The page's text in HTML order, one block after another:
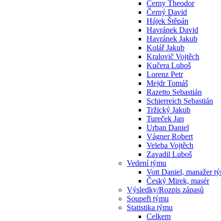
Cerny Theodor
Černý David
Hájek Štěpán
Havránek David
Havránek Jakub
Kolář Jakub
Kralovič Vojtěch
Kučera Luboš
Lorenz Petr
Mejdr Tomáš
Razetto Sebastián
Schierreich Sebastián
Tržický Jakub
Tureček Jan
Urban Daniel
Vágner Robert
Veleba Vojtěch
Zavadil Luboš
Vedení týmu
Vott Daniel, manažer
Český Mirek, masér
Výsledky/Rozpis zápasů
Soupeři týmu
Statistika týmu
Celkem